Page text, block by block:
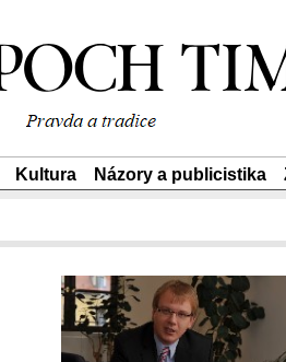
Kultura Názory a publicistika